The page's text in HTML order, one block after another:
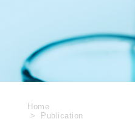
Home
> Publication